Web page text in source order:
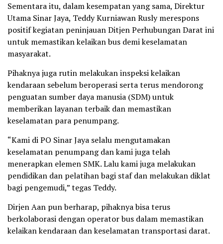
Sementara itu, dalam kesempatan yang sama, Direktur
Utama Sinar Jaya, Teddy Kurniawan Rusly merespons
positif kegiatan peninjauan Ditjen Perhubungan Darat ini
untuk memastikan kelaikan bus demi keselamatan
masyarakat.
Pihaknya juga rutin melakukan inspeksi kelaikan
kendaraan sebelum beroperasi serta terus mendorong
penguatan sumber daya manusia (SDM) untuk
memberikan layanan terbaik dan memastikan
keselamatan para penumpang.
“Kami di PO Sinar Jaya selalu mengutamakan
keselamatan penumpang dan kami juga telah
menerapkan elemen SMK. Lalu kami juga melakukan
pendidikan dan pelatihan bagi staf dan melakukan diklat
bagi pengemudi,” tegas Teddy.
Dirjen Aan pun berharap, pihaknya bisa terus
berkolaborasi dengan operator bus dalam memastikan
kelaikan kendaraan dan keselamatan transportasi darat.